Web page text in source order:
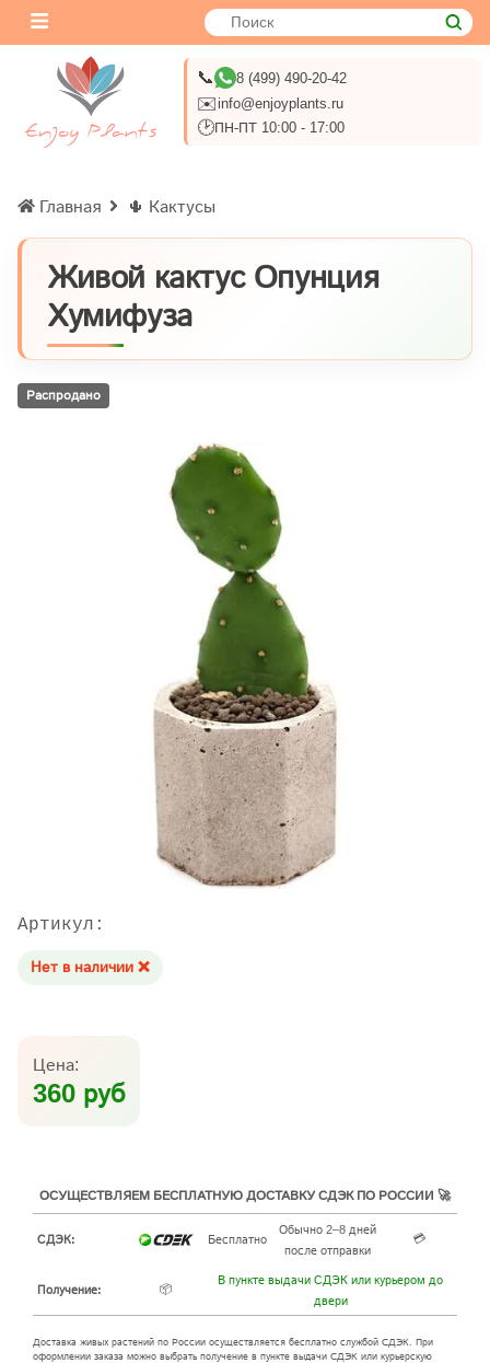
📞 8 (499) 490-20-42
✉️info@enjoyplants.ru
🕑ПН-ПТ 10:00 - 17:00
Главная 🌵 Кактусы
Живой кактус Опунция
Хумифуза
Распродано
Артикул:
Нет в наличии ❌
Цена:
360 руб
ОСУЩЕСТВЛЯЕМ БЕСПЛАТНУЮ ДОСТАВКУ СДЭК ПО РОССИИ 🚀
СДЭК: Бесплатно
Обычно 2–8 дней
после отправки
💳
Получение: 📦
В пункте выдачи СДЭК или курьером до
двери
Доставка живых растений по России осуществляется бесплатно службой СДЭК. При
оформлении заказа можно выбрать получение в пункте выдачи СДЭК или курьерскую